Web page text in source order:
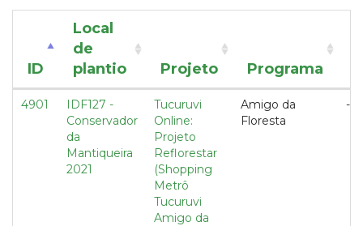
ID
Local
de
plantio
Projeto Programa
4901
IDF127 -
Conservador
da
Mantiqueira
2021
Tucuruvi
Online:
Projeto
Reflorestar
(Shopping
Metrô
Tucuruvi
Amigo da
Amigo da
Floresta
---